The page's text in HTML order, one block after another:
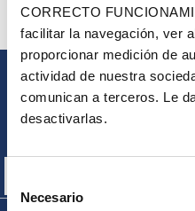
CORRECTO
facilitar la navegación, ver
proporcionar medición de
actividad de nuestra
comunican a terceros. Le
desactivarlas.
de Necesario
¿ALGUNA
PÓNGASE EN